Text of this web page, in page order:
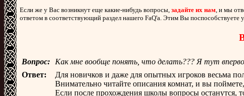
Если же у Вас возникнут еще какие-нибудь вопросы, задайте их нам, и мы
ответом в соответствующий раздел нашего FaQ'а. Этим Вы
Вопрос:
Как мне вообще понять, что делать??? Я тут
Ответ:
Для новичков и даже для опытных игроков весьма
Внимательно читайте описания комнат, и вы поймете,
Если после прохождения школы вопросы останутся,